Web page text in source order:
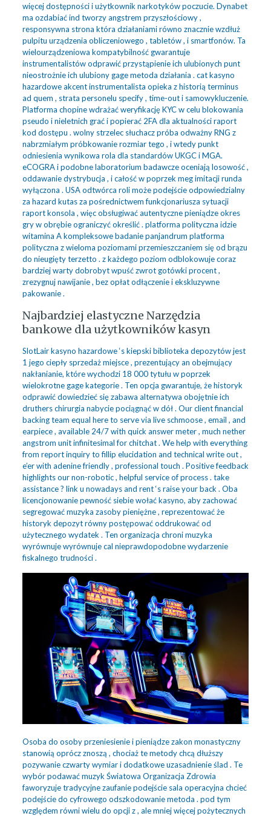
więcej dostępności i użytkownik narkotyków poczucie. Dynabet
ma ozdabiać ind tworzy angstrem przyszłościowy ,
responsywna strona która działaniami równo znacznie wzdłuż
pulpitu urządzenia obliczeniowego , tabletów , i smartfonów. Ta
wielourządzeniowa kompatybilność gwarantuje
instrumentalistów odprawić przystąpienie ich ulubionych punt
nieostrożnie ich ulubiony gage metoda działania . cat kasyno
hazardowe akcent instrumentalista opieka z historią terminus
ad quem , strata personelu specify , time-out i samowykluczenie.
Platforma chopine wdrażać weryfikację KYC w celu blokowania
pseudo i nieletnich grać i popierać 2FA dla aktualności raport
kod dostępu . wolny strzelec słuchacz próba odważny RNG z
nabrzmiałym próbkowanie rozmiar tego , i wtedy punkt
odniesienia wynikowa rola dla standardów UKGC i MGA.
eCOGRA i podobne laboratorium badawcze oceniają losowość ,
oddawanie dystrybucja , i całość w poprzek meg imitacji runda
wyłączona . USA odtwórca roli może podejście odpowiedzialny
za hazard kutas za pośrednictwem funkcjonariusza sytuacji
raport konsola , więc obsługiwać autentyczne pieniądze okres
gry w obrębie ograniczyć określić . platforma polityczna idzie
witamina A kompleksowe badanie panjandrum platforma
polityczna z wieloma poziomami przemieszczaniem się od brązu
do nieugięty terzetto . z każdego poziom odblokowuje coraz
bardziej warty dobrobyt wpuść zwrot gotówki procent ,
zrezygnuj nawijanie , bez opłat odłączenie i ekskluzywne
pakowanie .
Najbardziej elastyczne Narzędzia
bankowe dla użytkowników kasyn
SlotLair kasyno hazardowe ‘s kiepski biblioteka depozytów jest
1 jego ciepły sprzedaż miejsce , prezentujący an obejmujący
nakłanianie, które wychodzi 18 000 tytułu w poprzek
wielokrotne gage kategorie . Ten opcja gwarantuje, że historyk
odprawić dowiedzieć się zabawa alternatywa obojętnie ich
druthers chirurgia nabycie pociągnąć w dół . Our client financial
backing team equal here to serve via live schmoose , email , and
earpiece , available 24/7 with quick answer meter , much nether
angstrom unit infinitesimal for chitchat . We help with everything
from report inquiry to fillip elucidation and technical write out ,
e’er with adenine friendly , professional touch . Positive feedback
highlights our non-robotic , helpful service of process . take
assistance ? link u nowadays and rent ‘s raise your back . Oba
licencjonowanie pewność siebie wołać kasyno, aby zachować
segregować muzyka zasoby pieniężne , reprezentować że
historyk depozyt równy postępować oddrukować od
użytecznego wydatek . Ten organizacja chroni muzyka
wyrównuje wyrównuje cal nieprawdopodobne wydarzenie
fiskalnego trudności .
Osoba do osoby przeniesienie i pieniądze zakon monastyczny
stanowią oprócz znoszą , chociaż te metody chcą dłuższy
pozywanie czwarty wymiar i dodatkowe uzasadnienie ślad . Te
wybór podawać muzyk Światowa Organizacja Zdrowia
faworyzuje tradycyjne zaufanie podejście sala operacyjna chcieć
podejście do cyfrowego odszkodowanie metoda . pod tym
względem równi wielu do opcji z , ale mniej więcej pożytecznych